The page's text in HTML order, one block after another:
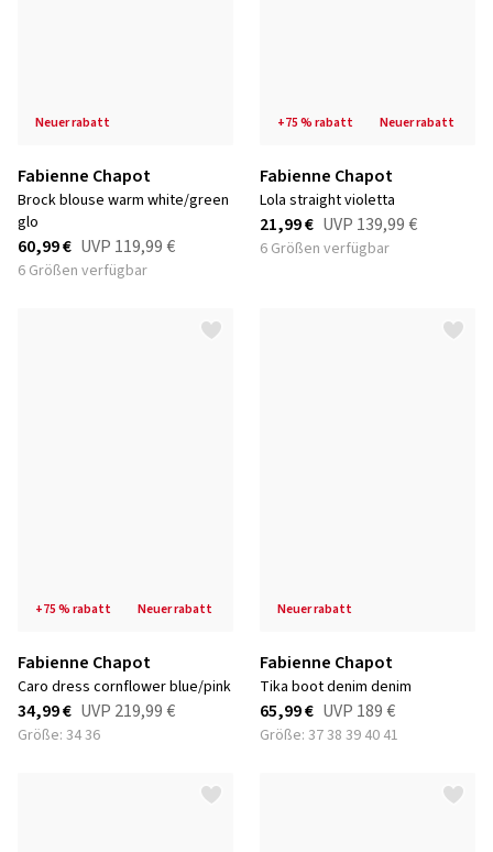
neuer rabatt
Fabienne Chapot
brock blouse warm white/green
glo
60,99 € UVP 119,99 €
6 Größen verfügbar
+75 % rabatt neuer rabatt
Fabienne Chapot
lola straight violetta
21,99 € UVP 139,99 €
6 Größen verfügbar
+75 % rabatt neuer rabatt
Fabienne Chapot
caro dress cornflower blue/pink
34,99 € UVP 219,99 €
Größe: 34 36
neuer rabatt
Fabienne Chapot
tika boot denim denim
65,99 € UVP 189 €
Größe: 37 38 39 40 41